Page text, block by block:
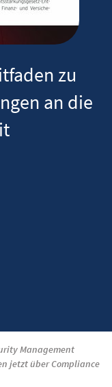
zu
an die
Management
jetzt über Compliance